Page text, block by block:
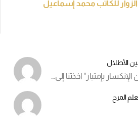
للكاتب محمد إسماعيل
الأطلال
بإمتياز" اخذتنا إلى…
المرح